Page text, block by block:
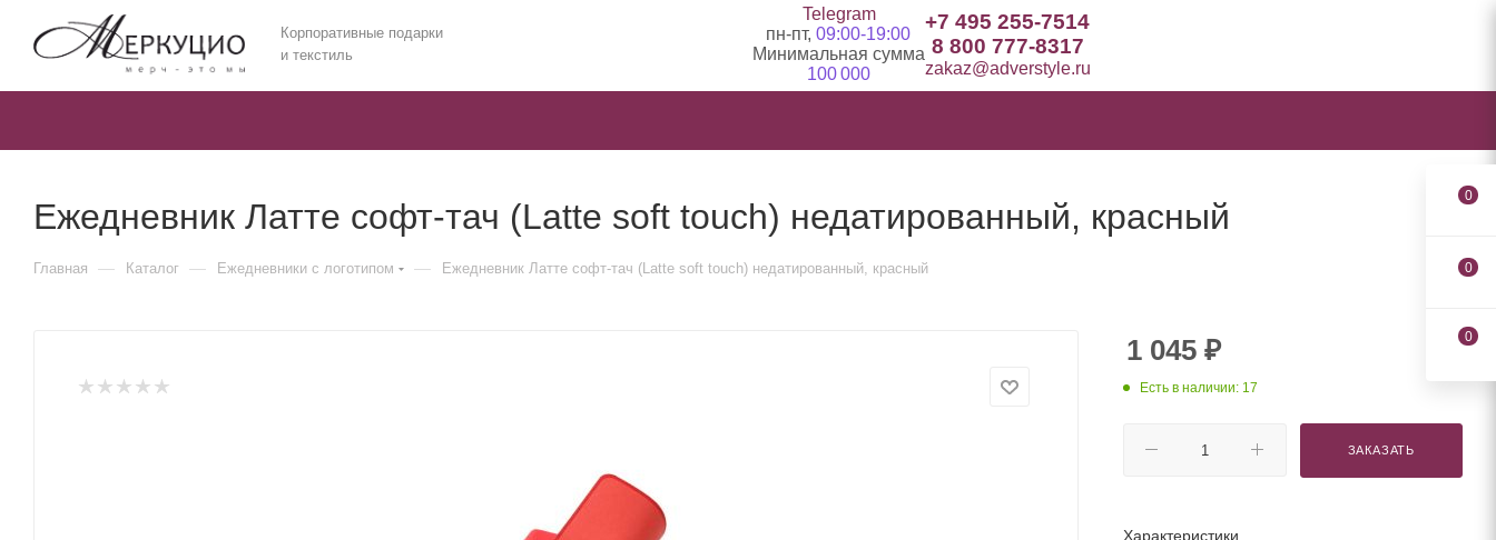
Корпоративные подарки
и текстиль
Telegram
пн-пт, 09:00-19:00
Минимальная сумма
100 000
+7 495 255-7514
8 800 777-8317
zakaz@adverstyle.ru
Ежедневник Латте софт-тач (Latte soft touch) недатированный, красный
Главная — Каталог — Ежедневники c логотипом — Ежедневник Латте софт-тач (Latte soft touch) недатированный, красный
1 045 ₽
Есть в наличии: 17
ЗАКАЗАТЬ
Характеристики
0
0
0